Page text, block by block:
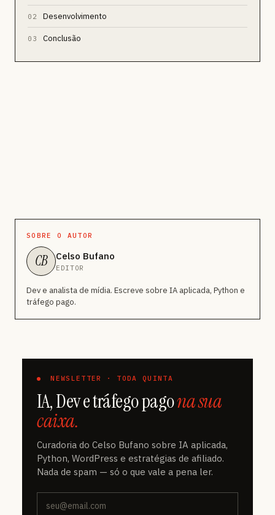
02 Desenvolvimento
03 Conclusão
SOBRE O AUTOR
CB Celso Bufano
EDITOR
Dev e analista de mídia. Escreve sobre IA aplicada, Python e
tráfego pago.
NEWSLETTER · TODA QUINTA
IA, Dev e tráfego pagona sua
caixa.
Curadoria do Celso Bufano sobre IA aplicada,
Python, WordPress e estratégias de afiliado.
Nada de spam — só o que vale a pena ler.